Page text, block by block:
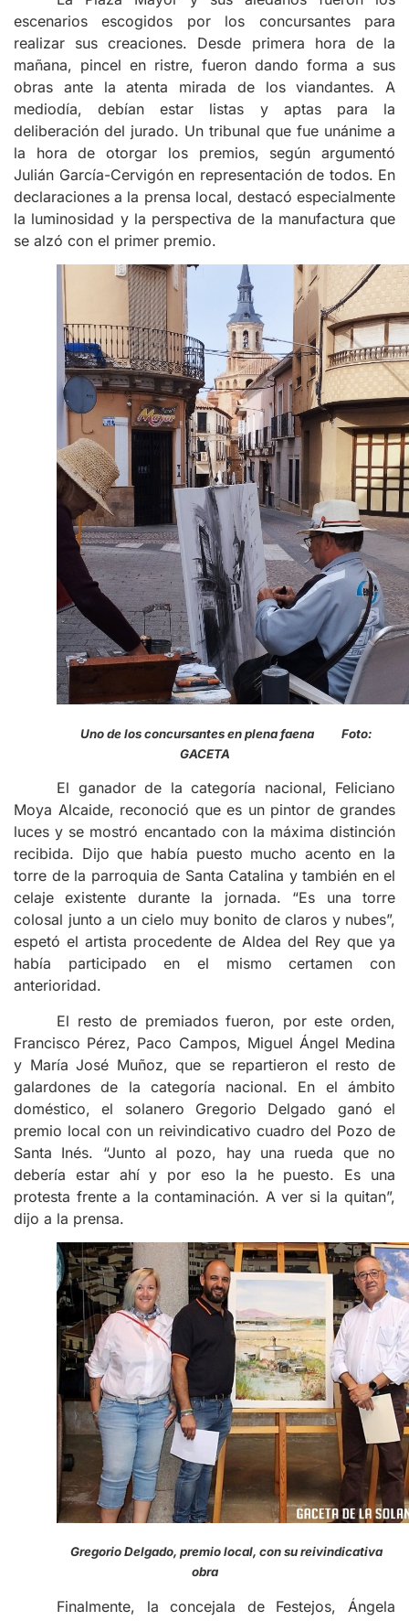
escenarios escogidos por los concursantes para
realizar sus creaciones. Desde primera hora de la
mañana, pincel en ristre, fueron dando forma a sus
obras ante la atenta mirada de los viandantes. A
mediodía, debían estar listas y aptas para la
deliberación del jurado. Un tribunal que fue unánime a
la hora de otorgar los premios, según argumentó
Julián García-Cervigón en representación de todos. En
declaraciones a la prensa local, destacó especialmente
la luminosidad y la perspectiva de la manufactura que
se alzó con el primer premio.
Uno de los concursantes en plena faena Foto:
GACETA
El ganador de la categoría nacional, Feliciano
Moya Alcaide, reconoció que es un pintor de grandes
luces y se mostró encantado con la máxima distinción
recibida. Dijo que había puesto mucho acento en la
torre de la parroquia de Santa Catalina y también en el
celaje existente durante la jornada. “Es una torre
colosal junto a un cielo muy bonito de claros y nubes”,
espetó el artista procedente de Aldea del Rey que ya
había participado en el mismo certamen con
anterioridad.
El resto de premiados fueron, por este orden,
Francisco Pérez, Paco Campos, Miguel Ángel Medina
y María José Muñoz, que se repartieron el resto de
galardones de la categoría nacional. En el ámbito
doméstico, el solanero Gregorio Delgado ganó el
premio local con un reivindicativo cuadro del Pozo de
Santa Inés. “Junto al pozo, hay una rueda que no
debería estar ahí y por eso la he puesto. Es una
protesta frente a la contaminación. A ver si la quitan”,
dijo a la prensa.
Gregorio Delgado, premio local, con su reivindicativa
obra
Finalmente, la concejala de Festejos, Ángela